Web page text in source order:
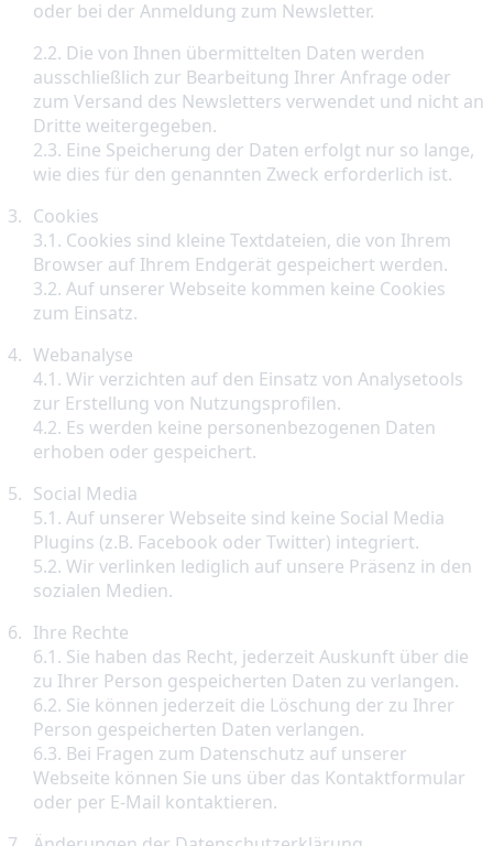
2.2. Die von Ihnen übermittelten Daten werden
ausschließlich zur Bearbeitung Ihrer Anfrage oder
zum Versand des Newsletters verwendet und nicht an
Dritte weitergegeben.
2.3. Eine Speicherung der Daten erfolgt nur so lange,
wie dies für den genannten Zweck erforderlich ist.
Cookies
3.1. Cookies sind kleine Textdateien, die von Ihrem
Browser auf Ihrem Endgerät gespeichert werden.
3.2. Auf unserer Webseite kommen keine Cookies
zum Einsatz.
Webanalyse
4.1. Wir verzichten auf den Einsatz von Analysetools
zur Erstellung von Nutzungsprofilen.
4.2. Es werden keine personenbezogenen Daten
erhoben oder gespeichert.
Social Media
5.1. Auf unserer Webseite sind keine Social Media
Plugins (z.B. Facebook oder Twitter) integriert.
5.2. Wir verlinken lediglich auf unsere Präsenz in den
sozialen Medien.
Ihre Rechte
6.1. Sie haben das Recht, jederzeit Auskunft über die
zu Ihrer Person gespeicherten Daten zu verlangen.
6.2. Sie können jederzeit die Löschung der zu Ihrer
Person gespeicherten Daten verlangen.
6.3. Bei Fragen zum Datenschutz auf unserer
Webseite können Sie uns über das Kontaktformular
oder per E-Mail kontaktieren.